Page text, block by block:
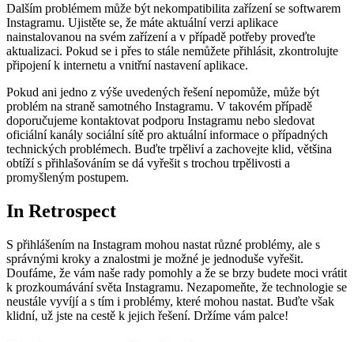
Dalším problémem může být nekompatibilita zařízení se softwarem
Instagramu. Ujistěte se, že máte aktuální verzi aplikace
nainstalovanou na svém zařízení a v případě potřeby proveďte
aktualizaci. Pokud se i přes to stále nemůžete přihlásit, zkontrolujte
připojení k internetu a vnitřní nastavení aplikace.
Pokud ani jedno z výše uvedených řešení nepomůže, může být
problém na straně samotného Instagramu. V takovém případě
doporučujeme kontaktovat podporu Instagramu nebo sledovat
oficiální kanály sociální sítě pro aktuální informace o případných
technických problémech. Buďte trpěliví a zachovejte klid, většina
obtíží s přihlašováním se dá vyřešit s trochou trpělivosti a
promyšleným postupem.
In Retrospect
S přihlášením na Instagram mohou nastat různé problémy, ale s
správnými kroky a znalostmi je možné je jednoduše vyřešit.
Doufáme, že vám naše rady pomohly a že se brzy budete moci vrátit
k prozkoumávání světa Instagramu. Nezapomeňte, že technologie se
neustále vyvíjí a s tím i problémy, které mohou nastat. Buďte však
klidní, už jste na cestě k jejich řešení. Držíme vám palce!